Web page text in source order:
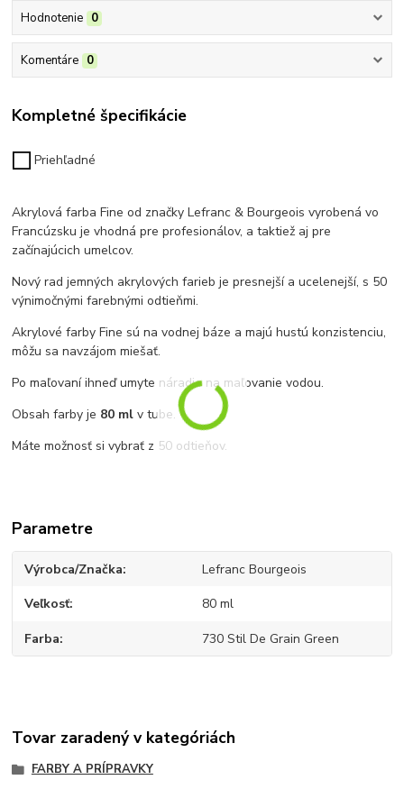
Hodnotenie 0
Komentáre 0
Kompletné špecifikácie
Priehľadné
Akrylová farba Fine od značky Lefranc & Bourgeois vyrobená vo
Francúzsku je vhodná pre profesionálov, a taktiež aj pre
začínajúcich umelcov.
Nový rad jemných akrylových farieb je presnejší a ucelenejší, s 50
výnimočnými farebnými odtieňmi.
Akrylové farby Fine sú na vodnej báze a majú hustú konzistenciu,
môžu sa navzájom miešať.
Po maľovaní ihneď umyte náradie na maľovanie vodou.
Obsah farby je 80 ml v tube.
Máte možnosť si vybrať z 50 odtieňov.
Parametre
Výrobca/Značka Lefranc Bourgeois
Veľkosť 80 ml
Farba 730 Stil De Grain Green
Tovar zaradený v kategóriách
FARBY A PRÍPRAVKY